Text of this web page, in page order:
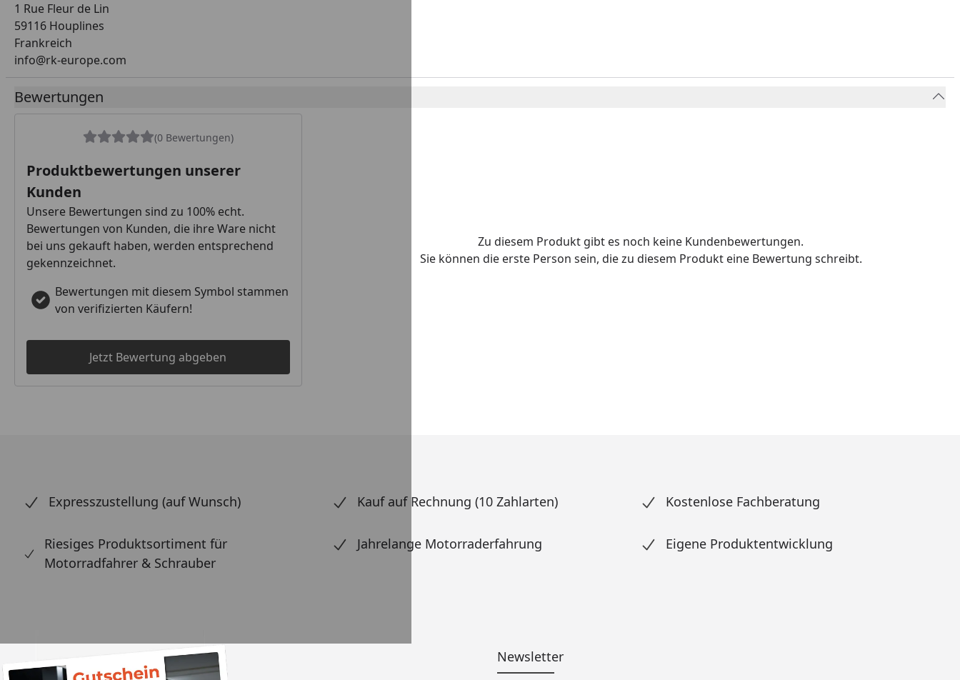
1 Rue Fleur de Lin
59116 Houplines
Frankreich
info@rk-europe.com
Bewertungen
(0 Bewertungen)
Produktbewertungen unserer
Kunden
Unsere Bewertungen sind zu 100% echt.
Bewertungen von Kunden, die ihre Ware nicht
bei uns gekauft haben, werden entsprechend
gekennzeichnet.
Bewertungen mit diesem Symbol stammen
von verifizierten Käufern!
Jetzt Bewertung abgeben
Zu diesem Produkt gibt es noch keine Kundenbewertungen.
Sie können die erste Person sein, die zu diesem Produkt eine Bewertung schreibt.
Expresszustellung (auf Wunsch) Kauf auf Rechnung (10 Zahlarten) Kostenlose Fachberatung
Riesiges Produktsortiment für
Motorradfahrer & Schrauber
Jahrelange Motorraderfahrung Eigene Produktentwicklung
Newsletter